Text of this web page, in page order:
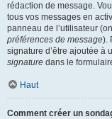
rédaction de message.
tous vos messages en
panneau de l’utilisateur
préférences de message).
signature d’être ajoutée à
signature dans le
Haut
Comment créer un